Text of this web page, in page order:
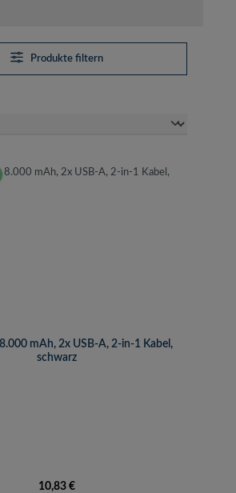
Produkte filtern
mAh, 2x USB-A, 2-in-1 Kabel,
schwarz
Regulärer Preis:
10,83 €